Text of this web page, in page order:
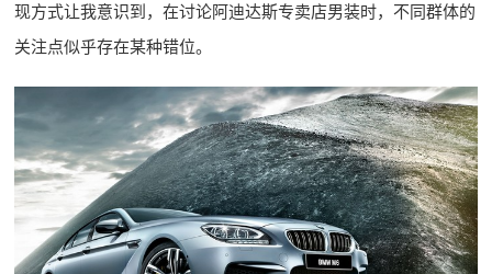
现方式让我意识到，在讨论阿迪达斯专卖店男装时，不同群体的
关注点似乎存在某种错位。